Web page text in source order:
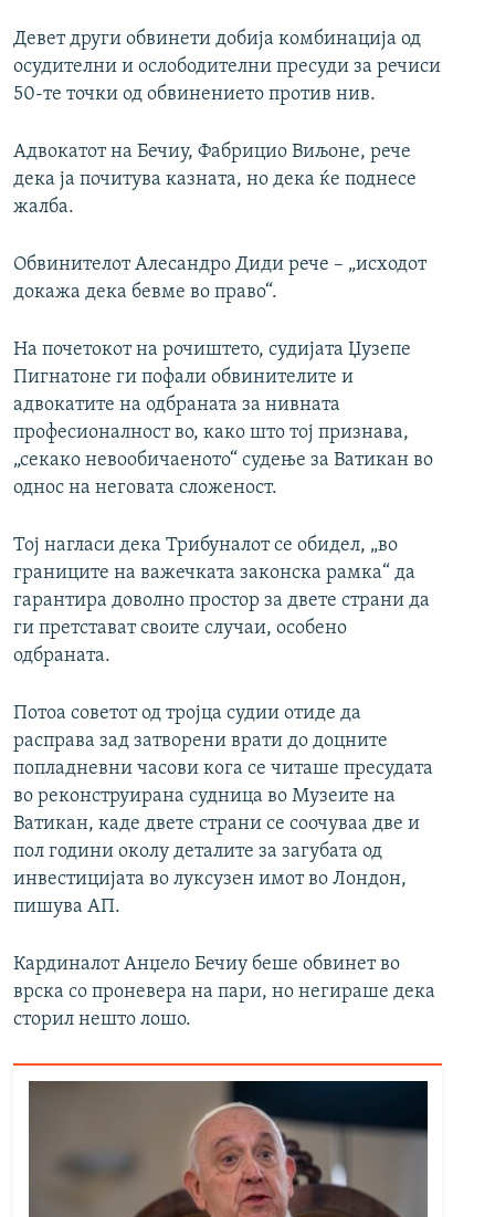
Девет други обвинети добија комбинација од
осудителни и ослободителни пресуди за речиси
50-те точки од обвинението против нив.
Адвокатот на Бечиу, Фабрицио Виљоне, рече
дека ја почитува казната, но дека ќе поднесе
жалба.
Обвинителот Алесандро Диди рече – „исходот
докажа дека бевме во право“.
На почетокот на рочиштето, судијата Џузепе
Пигнатоне ги пофали обвинителите и
адвокатите на одбраната за нивната
професионалност во, како што тој признава,
„секако невообичаеното“ судење за Ватикан во
однос на неговата сложеност.
Тој нагласи дека Трибуналот се обидел, „во
границите на важечката законска рамка“ да
гарантира доволно простор за двете страни да
ги претстават своите случаи, особено
одбраната.
Потоа советот од тројца судии отиде да
расправа зад затворени врати до доцните
попладневни часови кога се читаше пресудата
во реконструирана судница во Музеите на
Ватикан, каде двете страни се соочуваа две и
пол години околу деталите за загубата од
инвестицијата во луксузен имот во Лондон,
пишува АП.
Кардиналот Анџело Бечиу беше обвинет во
врска со проневера на пари, но негираше дека
сторил нешто лошо.